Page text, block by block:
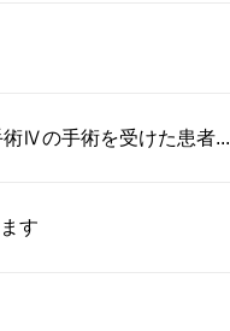
Ⅳの手術を受けた患者...
す